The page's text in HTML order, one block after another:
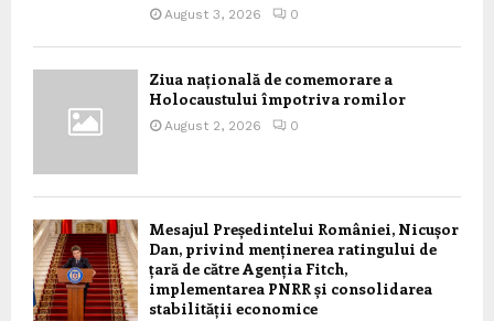
August 3, 2026 0
Ziua națională de comemorare a
Holocaustului împotriva romilor
August 2, 2026 0
Mesajul Președintelui României, Nicușor
Dan, privind menținerea ratingului de
țară de către Agenția Fitch,
implementarea PNRR și consolidarea
stabilității economice